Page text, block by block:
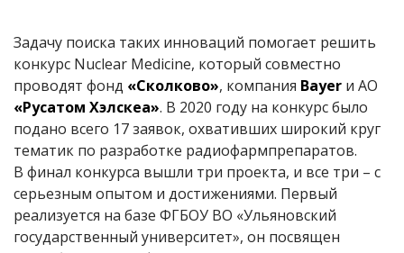
Задачу поиска таких инноваций помогает решить
конкурс Nuclear Medicine, который совместно
проводят фонд «Сколково», компания Bayer и АО
«Русатом Хэлскеа». В 2020 году на конкурс было
подано всего 17 заявок, охвативших широкий круг
тематик по разработке радиофармпрепаратов.
В финал конкурса вышли три проекта, и все три – с
серьезным опытом и достижениями. Первый
реализуется на базе ФГБОУ ВО «Ульяновский
государственный университет», он посвящен